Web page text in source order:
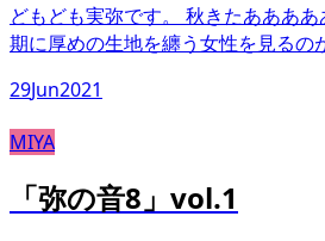
どもども実弥です。 秋きたあああ
期に厚めの生地を纏う女性を見るの
29Jun2021
MIYA
「弥の音8」vol.1